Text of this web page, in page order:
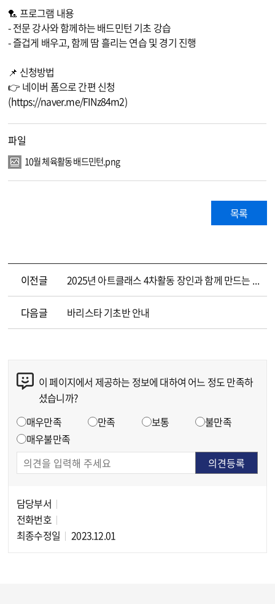
​🏸 프로그램 내용
- 전문 강사와 함께하는 배드민턴 기초 강습
- 즐겁게 배우고, 함께 땀 흘리는 연습 및 경기 진행
​📌 신청방법
👉 네이버 폼으로 간편 신청
(https://naver.me/FINz84m2)
파일
10월 체육활동 배드민턴.png
목록
이전글 2025년 아트클래스 4차활동 장인과 함께 만드는 '갓' 참여자 모집안내
다음글 바리스타 기초반 안내
이 페이지에서 제공하는 정보에 대하여 어느 정도 만족하
셨습니까?
매우만족 만족 보통
불만족
매우불만족
담당부서
전화번호
최종수정일
2023.12.01